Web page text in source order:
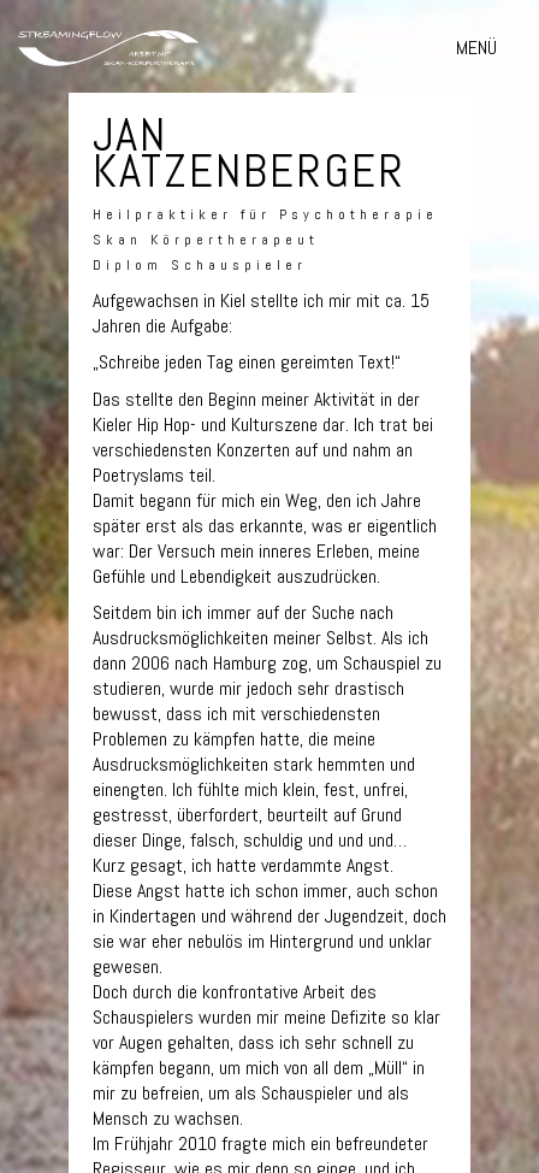
MENÜ
JAN
KATZENBERGER
Heilpraktiker für Psychotherapie
Skan Körpertherapeut
Diplom Schauspieler
Aufgewachsen in Kiel stellte ich mir mit ca. 15
Jahren die Aufgabe:
„Schreibe jeden Tag einen gereimten Text!“
Das stellte den Beginn meiner Aktivität in der
Kieler Hip Hop- und Kulturszene dar. Ich trat bei
verschiedensten Konzerten auf und nahm an
Poetryslams teil.
Damit begann für mich ein Weg, den ich Jahre
später erst als das erkannte, was er eigentlich
war: Der Versuch mein inneres Erleben, meine
Gefühle und Lebendigkeit auszudrücken.
Seitdem bin ich immer auf der Suche nach
Ausdrucksmöglichkeiten meiner Selbst. Als ich
dann 2006 nach Hamburg zog, um Schauspiel zu
studieren, wurde mir jedoch sehr drastisch
bewusst, dass ich mit verschiedensten
Problemen zu kämpfen hatte, die meine
Ausdrucksmöglichkeiten stark hemmten und
einengten. Ich fühlte mich klein, fest, unfrei,
gestresst, überfordert, beurteilt auf Grund
dieser Dinge, falsch, schuldig und und und…
Kurz gesagt, ich hatte verdammte Angst.
Diese Angst hatte ich schon immer, auch schon
in Kindertagen und während der Jugendzeit, doch
sie war eher nebulös im Hintergrund und unklar
gewesen.
Doch durch die konfrontative Arbeit des
Schauspielers wurden mir meine Defizite so klar
vor Augen gehalten, dass ich sehr schnell zu
kämpfen begann, um mich von all dem „Müll“ in
mir zu befreien, um als Schauspieler und als
Mensch zu wachsen.
Im Frühjahr 2010 fragte mich ein befreundeter